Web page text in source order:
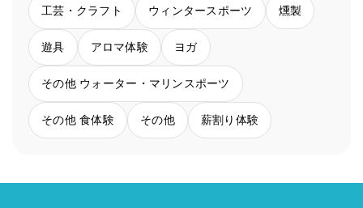
工芸・クラフト ウィンタースポーツ 燻製
遊具 アロマ体験 ヨガ
その他 ウォーター・マリンスポーツ
その他 食体験 その他 薪割り体験